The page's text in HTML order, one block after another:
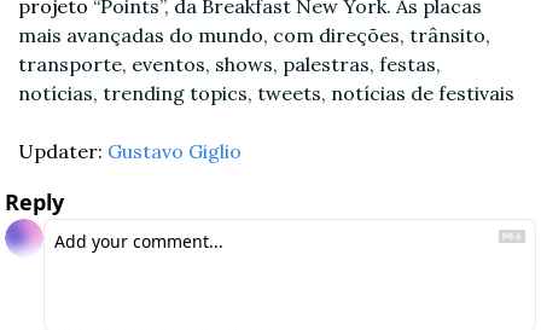
projeto “Points”, da Breakfast New York. As placas
mais avançadas do mundo, com direções, trânsito,
transporte, eventos, shows, palestras, festas,
notícias, trending topics, tweets, notícias de festivais
Updater: Gustavo Giglio
Reply